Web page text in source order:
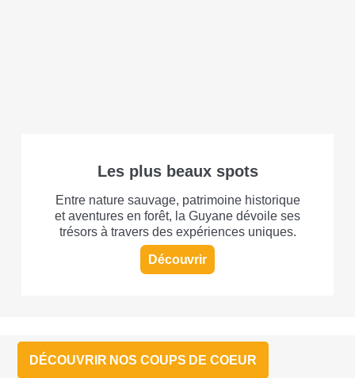
Les plus beaux spots
Entre nature sauvage, patrimoine historique
et aventures en forêt, la Guyane dévoile ses
trésors à travers des expériences uniques.
Découvrir
DÉCOUVRIR NOS COUPS DE COEUR